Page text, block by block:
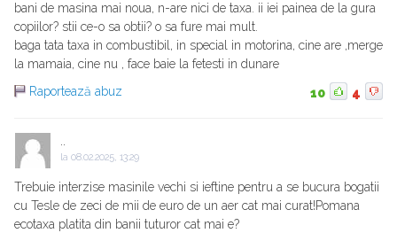
bani de masina mai noua, n-are nici de taxa. ii iei painea de la gura
copiilor? stii ce-o sa obtii? o sa fure mai mult.
baga tata taxa in combustibil, in special in motorina, cine are ,merge
la mamaia, cine nu , face baie la fetesti in dunare
Raportează abuz
10 4
..
la 08.02.2025, 13:29
Trebuie interzise masinile vechi si ieftine pentru a se bucura bogatii
cu Tesle de zeci de mii de euro de un aer cat mai curat!Pomana
ecotaxa platita din banii tuturor cat mai e?